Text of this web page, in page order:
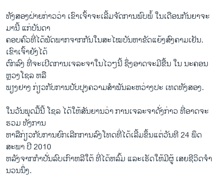
ທັງ​ສອງ​ຝ່າຍກ່າວ​ວ່າ ​ເຂົາ​ເຈົ້າ​ຈະ​ເລີ້ມຈັດການພົບພໍ້ ​ໃນ​ເດືອນ​ກັນຍາຈະ
ມານີ້ ແກ່​ບັນດາ
​ຄອບຄົວທີ່ໄດ້​ພັດ​ພາກ​ຈາກ​ກັນໃນ​ສະ​ໄໝບັນຫາຂັດ​ແຍ້​ງ​ສົງຄາມ​ເຢັນ. ​
ເຂົາ​ເຈົ້າ​ຍັງ​ໄດ້​
ຕົກລົງ ​ທີ່​ຈະ​ເປີດການເຈລະຈາ​ໃນ​ໄວໆ​ນີ້ ຊຶ່ງ​ອາດ​ຈະ​ມີ​ຂື້ນ ​ໃນ ນະຄອນ​
ຫຼວງໂຊ​ລ ຫລື​
ພຽງ​ຢາງ ກ່ຽວ​ກັບ​ການ​ປັບປຸງຄວາມສຳພັນລະຫວ່າງປະ ເທດທັງສອງ.
​ໃນ​ວັນ​ພຸດ​ມື້​ນີ້ ​ໂຊ​ລ ​ໄດ້​ໃຫ້​ສັນຍານ​ວ່າ ການ​ເຈລະຈາດັ່ງກ່າວ ທີ່​ອາດຈະ​
ຮວມ ທັງການ
ຫາລືກ່ຽວກັບການຍົກເລີກການລົງ​ໂທດທີ່​ໄດ້​ເລີ້ມຂຶ້ນ​ແຕ່​ວັນ​ທີ 24 ​ພຶດ
ສະພາ ປີ 2010
ຫລັງຈາກ​ກຳ​ປັ່ນ​ລົບ​ເກົາຫລີ​ໃຕ້ ທີ່​ໄດ້​ຫລົ້ມ​ ແລະເຮັດໃຫ້ມີຜູ້ ເສຍຊີວິດຈຳ
ນວນນຶ່ງ.